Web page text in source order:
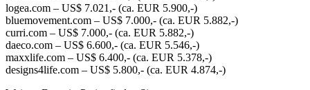
logea.com – US$ 7.021,- (ca. EUR 5.900,-)
bluemovement.com – US$ 7.000,- (ca. EUR 5.882,-)
curri.com – US$ 7.000,- (ca. EUR 5.882,-)
daeco.com – US$ 6.600,- (ca. EUR 5.546,-)
maxxlife.com – US$ 6.400,- (ca. EUR 5.378,-)
designs4life.com – US$ 5.800,- (ca. EUR 4.874,-)